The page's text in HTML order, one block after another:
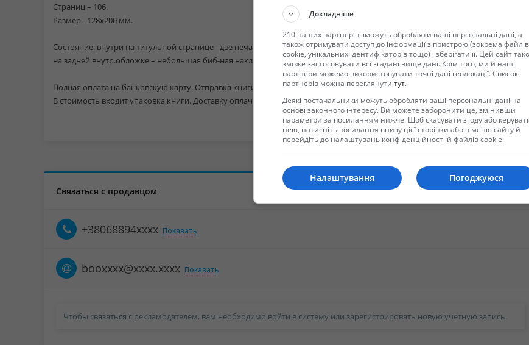
Страниц – 106.
Размер - 128х200 мм.
Состояние: внутри на титульной странице - две печати (библиотека уже давно закрыта), номер и цифры, стр 17 - две печати,
на задней внутр.обложке – небольшая биб-ная наклейка.
Полная оплата на банковскую карту. Отправка книги только Новой почтой.
В стоимость входит упаковка книги. Доставку оплачивает покупатель.
Связаться с продавцом
+38068894xxxx Показать
booxxxx@xxxx.xxxx Показать
Чтобы связаться с рекламодателем, вам необходимо войти в систему или зарегистрировать новую учетную запись.
Докладніше
210 наших партнерів зможуть обробляти ваші персональні дані, а
також отримувати доступ до інформації з пристрою (зокрема файлів
cookie, унікальних ідентифікаторів тощо) і зберігати її. Цей сайт
зможе застосовувати всі згадані вище дані. Крім того, ми й наші
партнери можемо використовувати точні дані геолокації. Список
партнерів можна переглянути тут.
Деякі постачальники можуть обробляти ваші персональні дані на
основі законного інтересу. Ви можете заборонити це, змінивши
параметри за посиланням нижче. Щоб скасувати згоду або
нею, натисніть посилання внизу цієї сторінки або в меню сайту й
перейдіть до налаштувань конфіденційності й файлів cookie.
Погоджуюся
Налаштування